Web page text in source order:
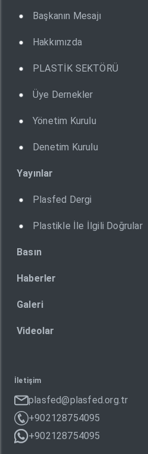
Başkanın Mesajı
Hakkımızda
PLASTİK SEKTÖRÜ
Üye Dernekler
Yönetim Kurulu
Denetim Kurulu
Yayınlar
Plasfed Dergi
Plastikle İle İlgili Doğrular
Basın
Haberler
Galeri
Videolar
İletişim
plasfed@plasfed.org.tr
+902128754095
+902128754095